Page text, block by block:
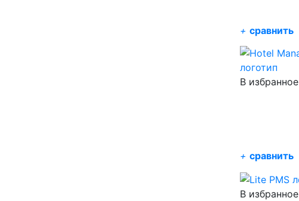
+ сравнить
В избранное
+ сравнить
В избранное